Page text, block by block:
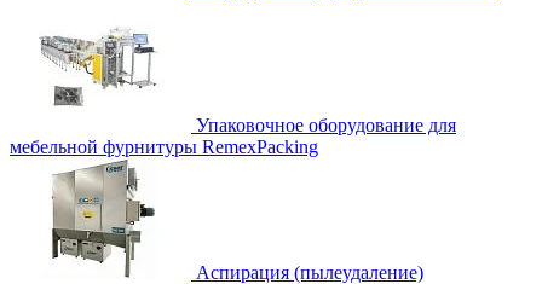
Упаковочное оборудование для
мебельной фурнитуры RemexPacking
Аспирация (пылеудаление)